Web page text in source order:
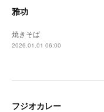
雅功
焼きそば
2026.01.01 06:00
フジオカレー